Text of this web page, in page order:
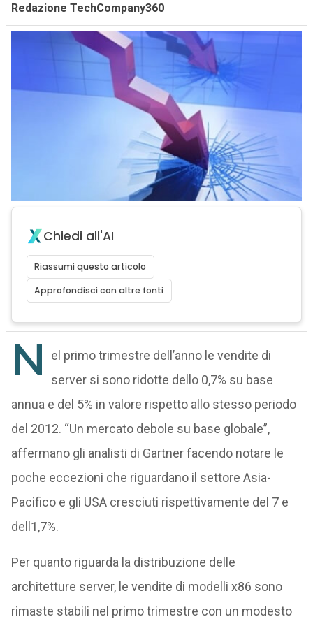
Redazione TechCompany360
Chiedi all'AI
Riassumi questo articolo
Approfondisci con altre fonti
N
el primo trimestre dell’anno le vendite di
server si sono ridotte dello 0,7% su base
annua e del 5% in valore rispetto allo stesso periodo
del 2012. “Un mercato debole su base globale”,
affermano gli analisti di Gartner facendo notare le
poche eccezioni che riguardano il settore Asia-
Pacifico e gli USA cresciuti rispettivamente del 7 e
dell1,7%.
Per quanto riguarda la distribuzione delle
architetture server, le vendite di modelli x86 sono
rimaste stabili nel primo trimestre con un modesto